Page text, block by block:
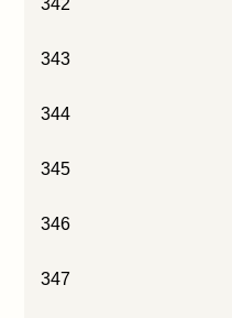
342
343
344
345
346
347